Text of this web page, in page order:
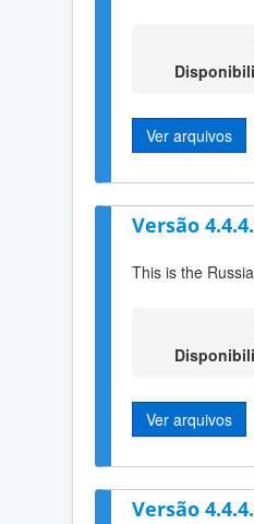
Ver arquivos
Versão
This is the
Ver arquivos
Versão